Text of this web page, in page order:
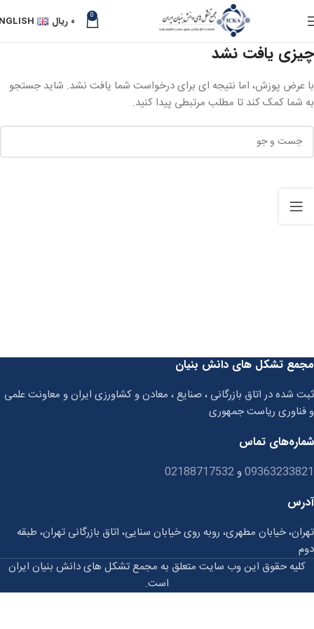
0 ۰ ریال
چیزی یافت نشد
با عرض پوزش، اما نتیجه ای برای درخواست شما یافت نشد. شاید جستجو
به شما کمک کند تا مطلب مرتبطی پیدا کنید.
مجمع تشکل های دانش بنیان
ثبت شده در اتاق بازرگانی ، صنایع ، معادن و کشاورزی ایران و معاونت علمی
و فناوری ریاست جمهوری
شماره‌های تماس
09363233821و 02188717532
آدرس
تهران، خیابان مطهری، روبه روی خیابان سنایی، اتاق بازرگانی تهران، طبقه
دوم
کلیه حقوق این وب سایت متعلق به مجمع تشکل های دانش بنیان ایران
است.